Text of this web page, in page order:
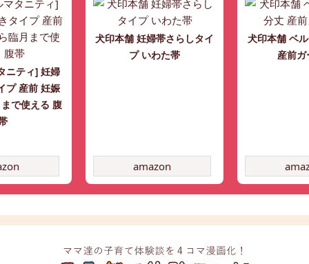
ニティ] 妊婦
プ 産前 妊娠
で使える 腹
犬印本舗 妊婦帯さらしタイ
プ いわた帯
amazon
犬印本舗 ベ
産前ガ